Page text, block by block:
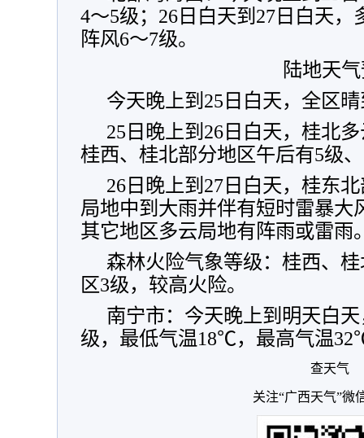
4～5级；26日白天到27日白天
阵风6～7级。
陆地天
今天晚上到25日白天，全区
25日晚上到26日白天，桂北
桂西、桂北部分地区午后有5级
26日晚上到27日白天，桂东
局地中到大雨并伴有短时雷暴大
其它地区多云局地有阵雨或雷雨
森林火险气象等级：桂西、
区3级，较高火险。
南宁市：今天晚上到明天白
级，最低气温18℃，最高气温
查天气
关注“广西天气”微